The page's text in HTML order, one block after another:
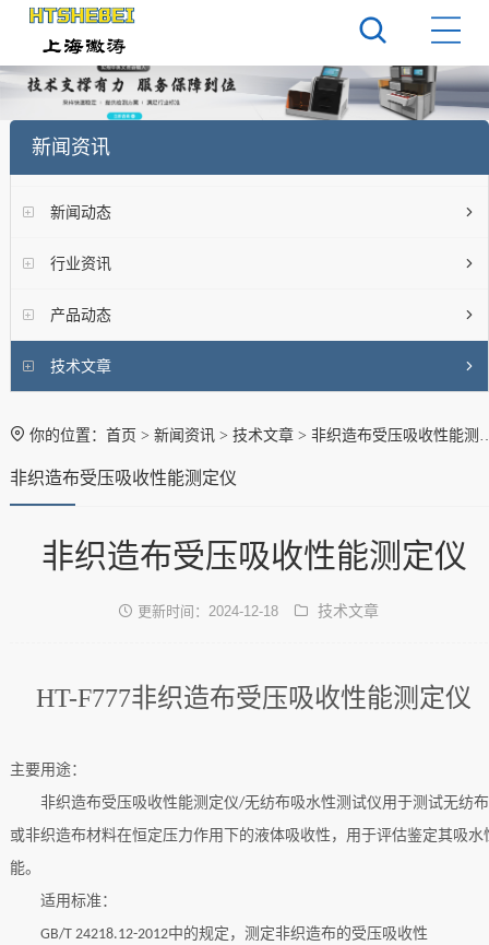
新闻资讯
新闻动态
行业资讯
产品动态
技术文章
你的位置： 首页 > 新闻资讯 > 技术文章 > 非织造布受压吸收性能测定仪
非织造布受压吸收性能测定仪
非织造布受压吸收性能测定仪
更新时间：2024-12-18 技术文章
HT-F777非织造布受压吸收性能测定仪
主要用途：
非织造布受压吸收性能测定仪/无纺布吸水性测试仪用于测试无纺布
或非织造布材料在恒定压力作用下的液体吸收性，用于评估鉴定其吸水
能。
适用标准：
GB/T 24218.12-2012中的规定，测定非织造布的受压吸收性